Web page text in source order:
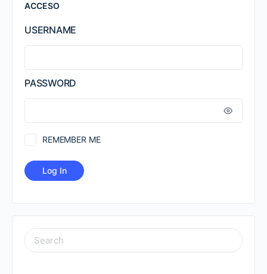
ACCESO
USERNAME
PASSWORD
REMEMBER ME
SEARCH
FOR: